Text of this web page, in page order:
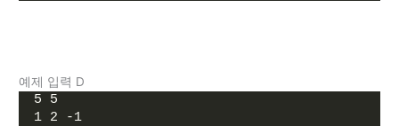
예제 입력 D
5 5
1 2 -1